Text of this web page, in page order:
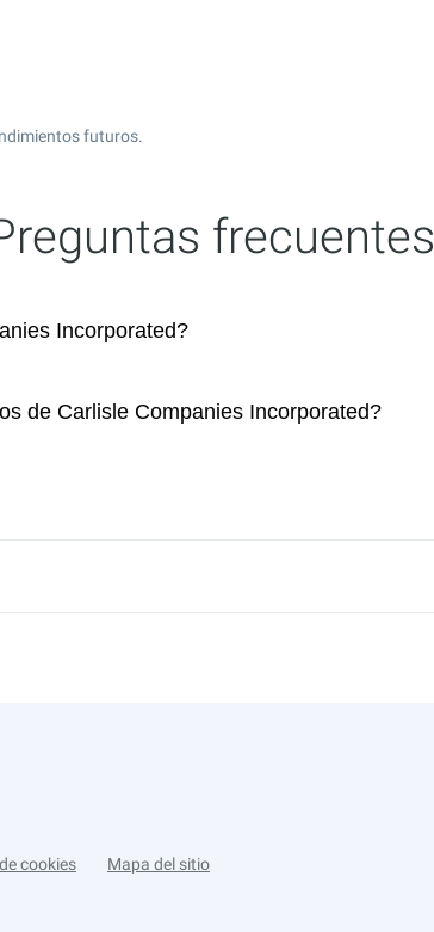
futuros.
frecuentes
Incorporated?
de Carlisle Companies Incorporated?
cookies Mapa del sitio